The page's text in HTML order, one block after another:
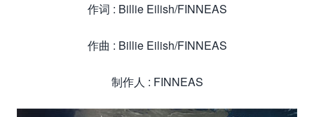
作词 : Billie Eilish/FINNEAS
作曲 : Billie Eilish/FINNEAS
制作人 : FINNEAS